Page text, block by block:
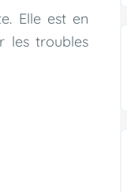
Elle est en
les troubles